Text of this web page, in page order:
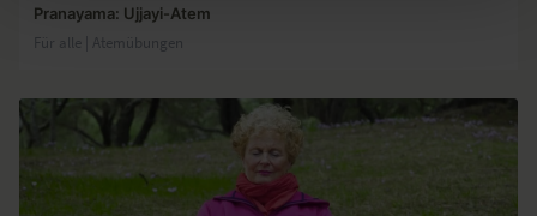
Pranayama: Ujjayi-Atem
Für alle | Atemübungen